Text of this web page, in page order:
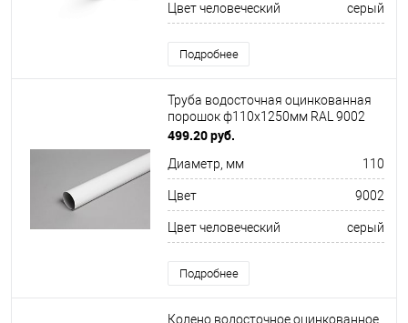
Цвет человеческий серый
Подробнее
Труба водосточная оцинкованная
порошок ф110х1250мм RAL 9002
499.20 руб.
Диаметр, мм 110
Цвет 9002
Цвет человеческий серый
Подробнее
Колено водосточное оцинкованное